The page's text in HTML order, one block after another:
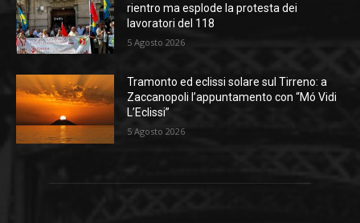
rientro ma esplode la protesta dei
lavoratori del 118
5 Agosto 2026
Tramonto ed eclissi solare sul Tirreno: a
Zaccanopoli l’appuntamento con “Mó Vidi
L’Eclissi”
5 Agosto 2026